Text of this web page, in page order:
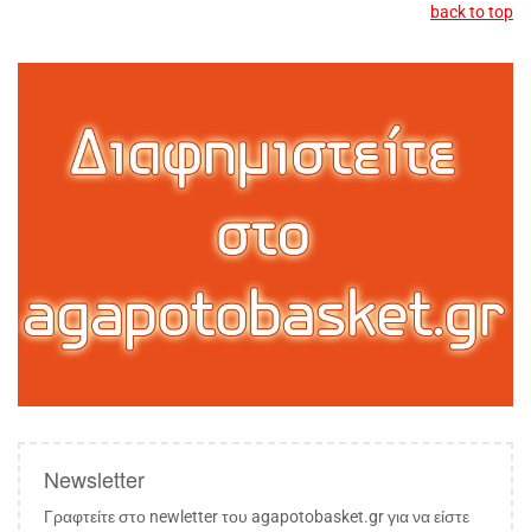
back to top
Newsletter
Γραφτείτε στο newletter του agapotobasket.gr για να είστε